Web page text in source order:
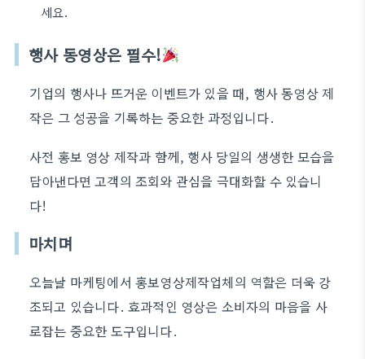
세요.
행사 동영상은 필수!
기업의 행사나 뜨거운 이벤트가 있을 때, 행사 동영상 제
작은 그 성공을 기록하는 중요한 과정입니다.
사전 홍보 영상 제작과 함께, 행사 당일의 생생한 모습을
담아낸다면 고객의 조회와 관심을 극대화할 수 있습니
다!
마치며
오늘날 마케팅에서 홍보영상제작업체의 역할은 더욱 강
조되고 있습니다. 효과적인 영상은 소비자의 마음을 사
로잡는 중요한 도구입니다.